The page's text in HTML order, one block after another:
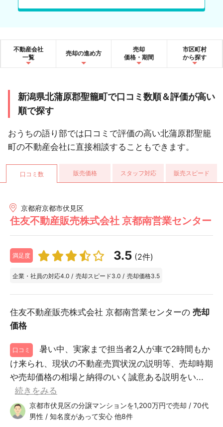
不動産会社
一覧
売却の進め方
売却
価格・期間
市区町村
から探す
新潟県北蒲原郡聖籠町で口コミ数順＆評価が高い
順で探す
おうちの語り部では口コミで評価の高い北蒲原郡聖籠
町の不動産会社に直接相談することもできます。
口コミ数 販売価格 スタッフ対応 販売スピード
京都府京都市伏見区
住友不動産販売株式会社 京都南営業センター
満足度 3.5 (2件)
企業・社員の対応4.0 / 売却スピード3.0 / 売却価格3.5
住友不動産販売株式会社 京都南営業センターの 売却
価格
口コミ
暑い中、実家まで担当者2人が車で2時間もか
け来られ、現状の不動産売買状況の説明等、売却時期
や売却価格の相場と納得のいく誠意ある説明をい...
続きをみる
京都市伏見区の分譲マンションを1,200万円で売却 / 70代
男性 / 知名度があって安心 他8件